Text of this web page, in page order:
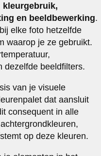
kleurgebruik,
en beeldbewerking.
elke foto hetzelfde
waarop je ze gebruikt.
dezelfde beeldfilters.
van je visuele
dat aansluit
consequent in alle
op deze kleuren.